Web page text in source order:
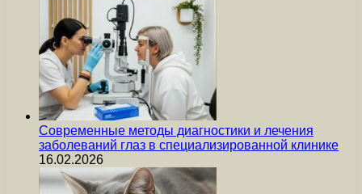
Современные методы диагностики и лечения
заболеваний глаз в специализированной клинике
16.02.2026